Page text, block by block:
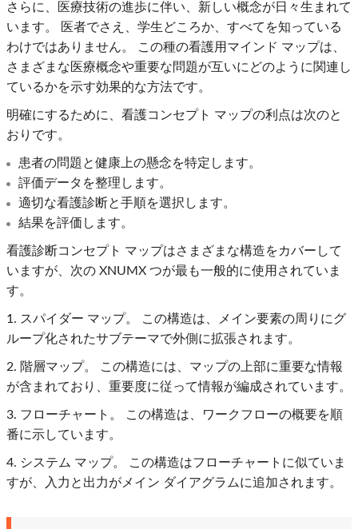
さらに、医療技術の進歩に伴い、新しい概念が日々生まれて
います。 医者でさえ、学生どころか、すべてを知っている
わけではありません。 この種の看護用マインド マップは、
さまざまな医療概念や重要な問題が互いにどのように関連し
ているかを示す効果的な方法です。
明確にするために、看護コンセプト マップの利点は次のと
おりです。
患者の問題と健康上の懸念を特定します。
評価データを整理します。
適切な看護診断と手順を選択します。
結果を評価します。
看護診断コンセプト マップはさまざまな構造をカバーして
いますが、次の XNUMX つが最も一般的に使用されていま
す。
1. スパイダー マップ。 この構造は、メイン要素の周りにグ
ループ化されたサブテーマで外側に拡張されます。
2. 階層マップ。 この構造には、マップの上部に重要な情報
が含まれており、重要度に従って情報が編成されています。
3. フローチャート。 この構造は、ワークフローの概要を順
番に示しています。
4. システム マップ。 この構造はフローチャートに似ていま
すが、入力と出力がメイン ダイアグラムに追加されます。